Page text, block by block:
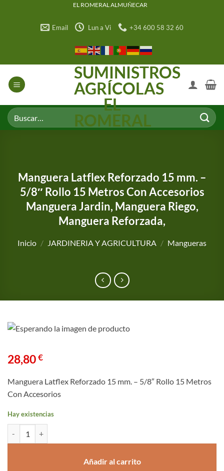
EL ROMERAL ALMUÑECAR
Email Lun a Vi +34 600 58 32 60
SUMINISTROS
AGRÍCOLAS
EL
ROMERAL
Buscar
por:
Manguera Latflex Reforzado 15 mm. –
5/8″ Rollo 15 Metros Con Accesorios
Manguera Jardin, Manguera Riego,
Manguera Reforzada,
Inicio / JARDINERIA Y AGRICULTURA / Mangueras
28,80€
Manguera Latflex Reforzado 15 mm. – 5/8″ Rollo 15 Metros
Con Accesorios
Hay existencias
Añadir al carrito